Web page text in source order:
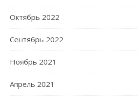
Октябрь 2022
Сентябрь 2022
Ноябрь 2021
Апрель 2021